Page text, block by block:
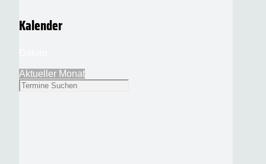
Kalender
Aktueller Monat